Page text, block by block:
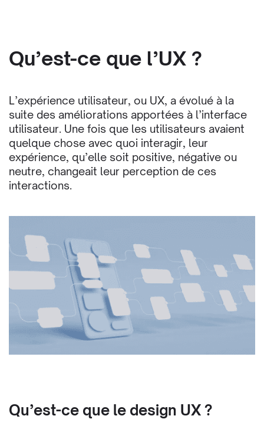
Qu’est-ce que l’UX ?
L’expérience utilisateur, ou UX, a évolué à la
suite des améliorations apportées à l’interface
utilisateur. Une fois que les utilisateurs avaient
quelque chose avec quoi interagir, leur
expérience, qu’elle soit positive, négative ou
neutre, changeait leur perception de ces
interactions.
Qu’est-ce que le design UX ?